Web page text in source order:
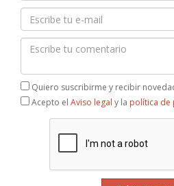
Quiero suscribirme y recibir
Acepto el Aviso legal y la política de